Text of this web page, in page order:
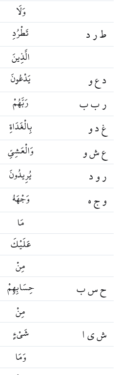
وَلَا
تَطْرُدِ ط ر د
الَّذِينَ
يَدْعُونَ د ع و
رَبَّهُمْ ر ب ب
بِالْغَدَاةِ غ د و
وَالْعَشِيِّ ع ش و
يُرِيدُونَ ر و د
وَجْهَهُ و ج ه
مَا
عَلَيْكَ
مِنْ
حِسَابِهِمْ ح س ب
مِنْ
شَيْءٍ ش ي ا
وَمَا